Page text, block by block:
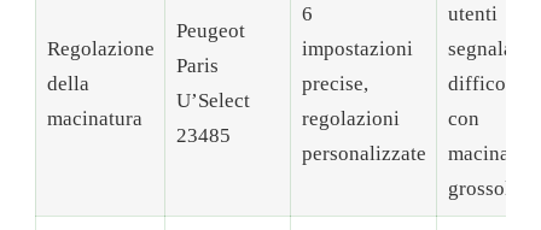
Regolazione
della
macinatura
Peugeot
Paris
U’Select
23485
6
impostazioni
precise,
regolazioni
personalizzate
utenti
segnalano
difficoltà
con
grossolane